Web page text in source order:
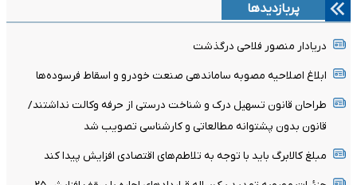
پربازدیدها
دریادار منصور فلاحی درگذشت
ابلاغ اصلاحیه مصوبه ساماندهی صنعت خودرو و اسقاط فرسوده‌ها
طراحان قانون تسهیل درک و شناخت درستی از حرفه وکالت نداشتند/
قانون بدون پشتوانه مطالعاتی و کارشناسی تصویب شد
مبلغ کالابرگ باید با توجه به تلاطم‌های اقتصادی افزایش پیدا کند